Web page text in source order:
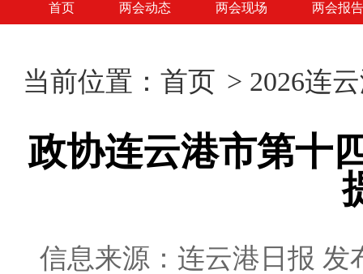
首页 两会动态 两会现场 两会报告
当前位置： 首页 > 2026连
政协连云港市第十
信息来源：连云港日报 发